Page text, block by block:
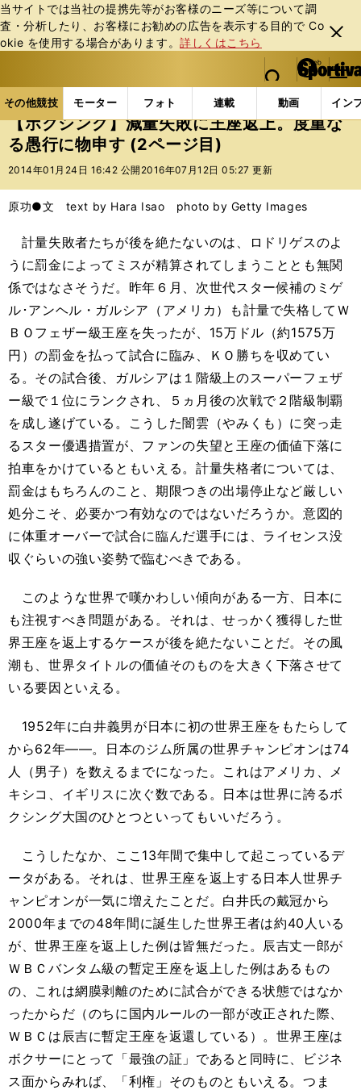
当サイトでは当社の提携先等がお客様のニーズ等について調
査・分析したり、お客様にお勧めの広告を表⽰する⽬的で Co
okie を使⽤する場合があります。詳しくはこちら
閉じ
る
web Sportiva (webスポルティーバ)
検索
マイペ
ー
ジ
メニュ
その他競技 モーター フォト 連載 動画 イン
ス
ポ
ル
バ
その他競技の記事一覧 格闘技 ボクシング 【ボ
【ボクシング】減量失敗に王座返上。度重な
る愚行に物申す (2ページ目)
2014年01月24日 16:42 公開 2016年07月12日 05:27 更新
原功●文 text by Hara Isao photo by Getty Images
計量失敗者たちが後を絶たないのは、ロドリゲスのよ
うに罰金によってミスが精算されてしまうこととも無関
係ではなさそうだ。昨年６月、次世代スター候補のミゲ
ル･アンヘル・ガルシア（アメリカ）も計量で失格してＷ
ＢＯフェザー級王座を失ったが、15万ドル（約1575万
円）の罰金を払って試合に臨み、ＫＯ勝ちを収めてい
る。その試合後、ガルシアは１階級上のスーパーフェザ
ー級で１位にランクされ、５ヵ月後の次戦で２階級制覇
を成し遂げている。こうした闇雲（やみくも）に突っ走
るスター優遇措置が、ファンの失望と王座の価値下落に
拍車をかけているともいえる。計量失格者については、
罰金はもちろんのこと、期限つきの出場停止など厳しい
処分こそ、必要かつ有効なのではないだろうか。意図的
に体重オーバーで試合に臨んだ選手には、ライセンス没
収ぐらいの強い姿勢で臨むべきである。
このような世界で嘆かわしい傾向がある一方、日本に
も注視すべき問題がある。それは、せっかく獲得した世
界王座を返上するケースが後を絶たないことだ。その風
潮も、世界タイトルの価値そのものを大きく下落させて
いる要因といえる。
1952年に白井義男が日本に初の世界王座をもたらして
から62年――。日本のジム所属の世界チャンピオンは74
人（男子）を数えるまでになった。これはアメリカ、メ
キシコ、イギリスに次ぐ数である。日本は世界に誇るボ
クシング大国のひとつといってもいいだろう。
こうしたなか、ここ13年間で集中して起こっているデ
ータがある。それは、世界王座を返上する日本人世界チ
ャンピオンが一気に増えたことだ。白井氏の戴冠から
2000年までの48年間に誕生した世界王者は約40人いる
が、世界王座を返上した例は皆無だった。辰吉丈一郎が
ＷＢＣバンタム級の暫定王座を返上した例はあるもの
の、これは網膜剥離のために試合ができる状態ではなか
ったからだ（のちに国内ルールの一部が改正された際、
ＷＢＣは辰吉に暫定王座を返還している）。世界王座は
ボクサーにとって「最強の証」であると同時に、ビジネ
ス面からみれば、「利権」そのものともいえる。つま